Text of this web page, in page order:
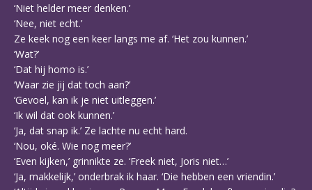
‘Niet helder meer denken.’
‘Nee, niet echt.’
Ze keek nog een keer langs me af. ‘Het zou kunnen.’
‘Wat?’
‘Dat hij homo is.’
‘Waar zie jij dat toch aan?’
‘Gevoel, kan ik je niet uitleggen.’
‘Ik wil dat ook kunnen.’
‘Ja, dat snap ik.’ Ze lachte nu echt hard.
‘Nou, oké. Wie nog meer?’
‘Even kijken,’ grinnikte ze. ‘Freek niet, Joris niet…’
‘Ja, makkelijk,’ onderbrak ik haar. ‘Die hebben een vriendin.’